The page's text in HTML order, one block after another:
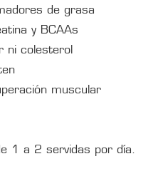
de grasa
y BCAAs
ni colesterol
muscular
1 a 2 servidas por día.